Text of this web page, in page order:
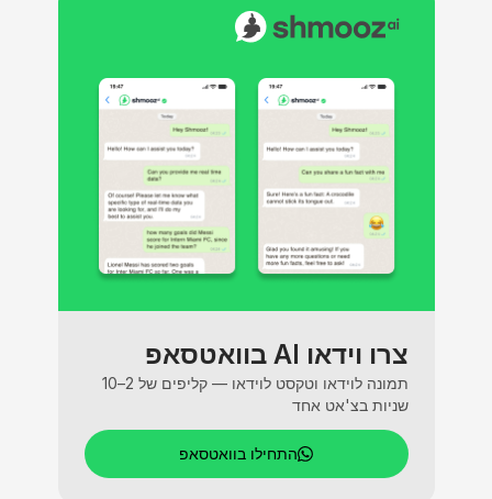
צרו וידאו AI בוואטסאפ
תמונה לוידאו וטקסט לוידאו — קליפים של 2–10
שניות בצ'אט אחד
התחילו בוואטסאפ